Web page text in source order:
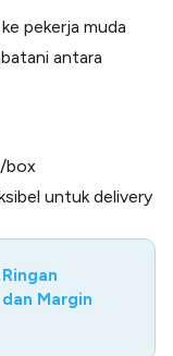
pekerja muda
antara
box
untuk delivery
Margin